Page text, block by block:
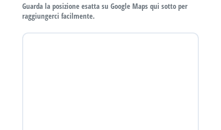
Guarda la posizione esatta su Google Maps qui sotto per
raggiungerci facilmente.